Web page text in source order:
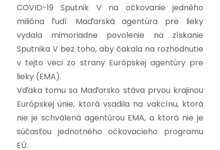
COVID-19 Sputnik V na očkovanie jedného
milióna ľudí. Maďarská agentúra pre lieky
vydala mimoriadne povolenie na získanie
Sputnika V bez toho, aby čakala na rozhodnutie
v tejto veci zo strany Európskej agentúry pre
lieky (EMA).
Vďaka tomu sa Maďarsko stáva prvou krajinou
Európskej únie, ktorá vsadila na vakcínu, ktorá
nie je schválená agentúrou EMA, a ktorá nie je
súčasťou jednotného očkovacieho programu
EÚ.